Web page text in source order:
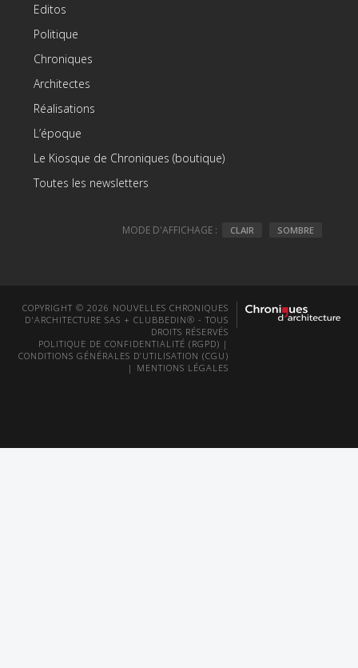
Editos
Politique
Chroniques
Architectes
Réalisations
L’époque
Le Kiosque de Chroniques (boutique)
Toutes les newsletters
MODE D'AFFICHAGE : CLAIR SOMBRE
COPYRIGHT © 2026 NOUVELLES CHRONIQUES
D'ARCHITECTURE SAS + CLUBBEDIN® - TOUS
DROITS RÉSERVÉS
POLITIQUE DE CONFIDENTIALITÉ (RGPD) |
CONDITIONS GÉNÉRALES D’UTILISATION (CGU)
| MENTIONS LÉGALES